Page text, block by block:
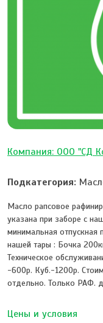
Компания: ООО "СД
Подкатегория:
Масло рапсовое
указана при заборе с
минимальная отпускная
нашей тары : Бочка
Техническое
-600р. Куб.-1200р.
отдельно. Только РАФ.
Цены и условия